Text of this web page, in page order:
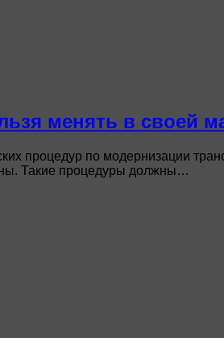
менять в своей
процедур по модернизации
Такие процедуры должны…